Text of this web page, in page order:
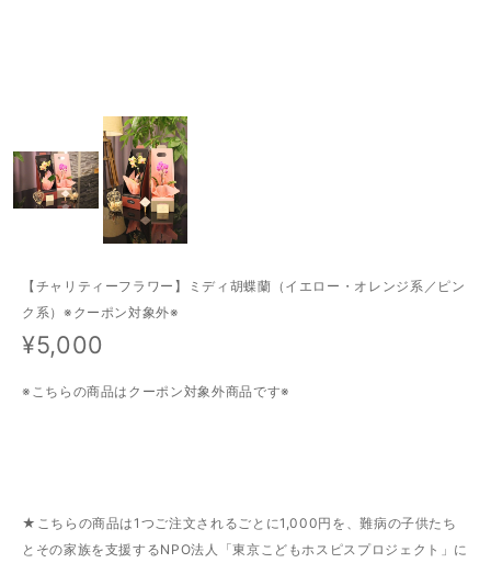
【チャリティーフラワー】ミディ胡蝶蘭（イエロー・オレンジ系／ピン
ク系）※クーポン対象外※
¥5,000
※こちらの商品はクーポン対象外商品です※
★こちらの商品は1つご注文されるごとに1,000円を、難病の子供たち
とその家族を支援するNPO法人「東京こどもホスピスプロジェクト」に